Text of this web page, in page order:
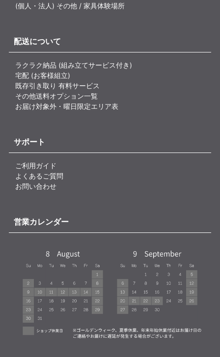
(個人・法人) その他 / 家具体験場所
配送について
ラクラク納品 (組み立てサービス付き)
宅配 (お客様組立)
既存引き取り 有料サービス
その他送料オプション一覧
お届け対象外・曜日限定エリア表
サポート
ご利用ガイド
よくあるご質問
お問い合わせ
営業カレンダー